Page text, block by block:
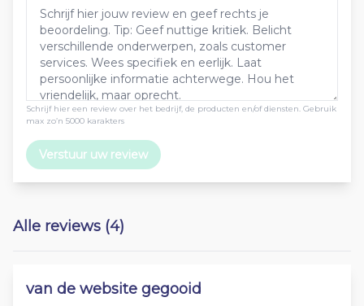
Schrijf hier een review over het bedrijf, de producten en/of diensten. Gebruik
max zo’n 5000 karakters
Verstuur uw review
Alle reviews (4)
van de website gegooid